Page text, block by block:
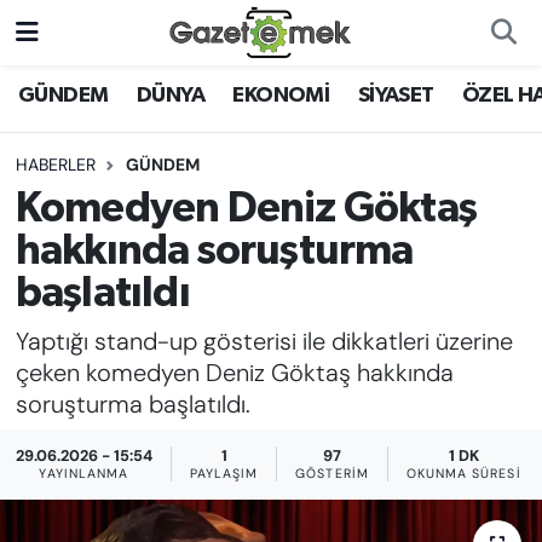
GÜNDEM DÜNYA EKONOMİ SİYASET ÖZEL
HABERLER GÜNDEM
Komedyen Deniz Göktaş
hakkında soruşturma
başlatıldı
Yaptığı stand-up gösterisi ile dikkatleri üzerine
çeken komedyen Deniz Göktaş hakkında
soruşturma başlatıldı.
29.06.2026 - 15:54
YAYINLANMA
1
PAYLAŞIM
97
GÖSTERIM
1 DK
OKUNMA SÜRESI
DÜNYA
EKONOMİ
EMEK HABERLERİ
YENİ MEDYADA EMEK
GAZETECİLİĞİNİ GELİŞTİRMEK
FAYDALI BİLGİLER
Nöbetçi Eczaneler
Hava Durumu
İstanbul Namaz Vakitleri
Trafik Durumu
Süper Lig Puan Durumu ve Fikstür
Tüm Manşetler
Son Dakika Haberleri
Haber Arşivi